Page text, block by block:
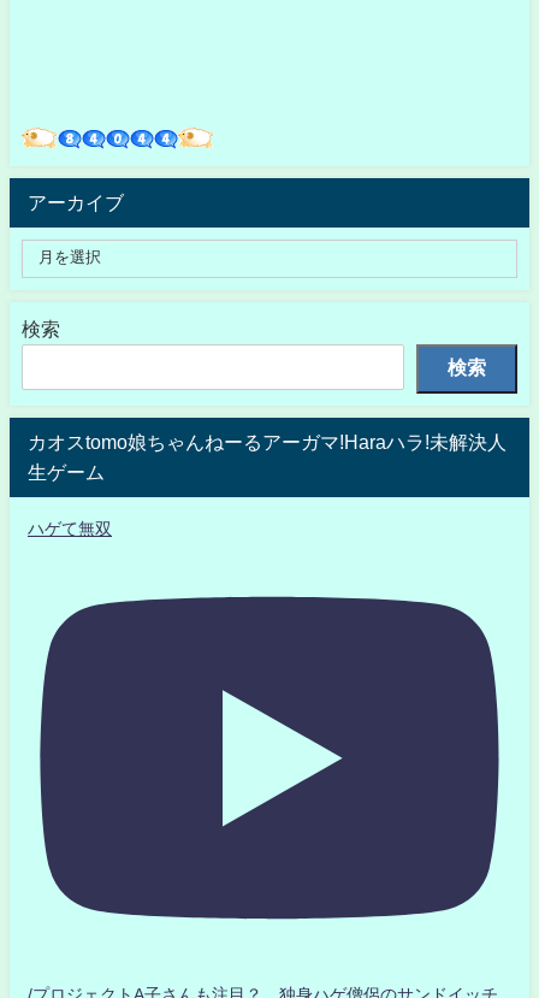
アーカイブ
検索
検索
カオスtomo娘ちゃんねーるアーガマ!Haraハラ!未解決人
生ゲーム
ハゲて無双
/プロジェクトA子さんも注目？ 独身ハゲ僧侶のサンドイッチ